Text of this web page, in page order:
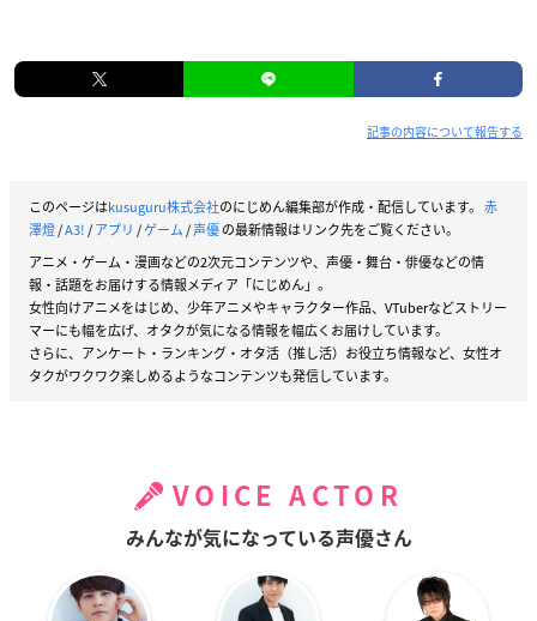
記事の内容について報告する
このページはkusuguru株式会社のにじめん編集部が作成・配信しています。 赤
澤燈/A3!/アプリ /ゲーム/声優の最新情報はリンク先をご覧ください。
アニメ・ゲーム・漫画などの2次元コンテンツや、声優・舞台・俳優などの情
報・話題をお届けする情報メディア「にじめん」。
女性向けアニメをはじめ、少年アニメやキャラクター作品、VTuberなどストリー
マーにも幅を広げ、オタクが気になる情報を幅広くお届けしています。
さらに、アンケート・ランキング・オタ活（推し活）お役立ち情報など、女性オ
タクがワクワク楽しめるようなコンテンツも発信しています。
VOICE ACTOR
みんなが気になっている声優さん